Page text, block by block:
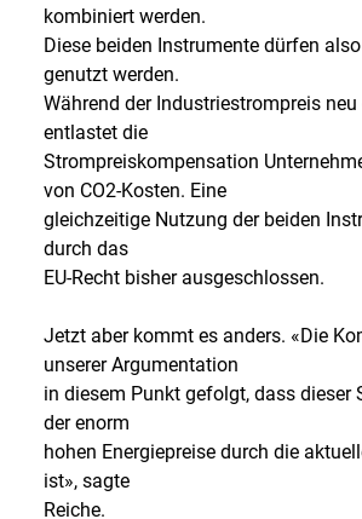
kombiniert werden.
Diese beiden Instrumente dürfen
genutzt werden.
Während der Industriestrompreis
entlastet die
Strompreiskompensation
von CO2-Kosten. Eine
gleichzeitige Nutzung der beiden
durch das
EU-Recht bisher ausgeschlossen.
Jetzt aber kommt es anders. «Die
unserer Argumentation
in diesem Punkt gefolgt, dass dieser
der enorm
hohen Energiepreise durch die
ist», sagte
Reiche.